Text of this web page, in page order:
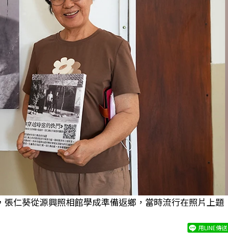
仁葵從源興照相館學成準備返鄉，當時流行在照片上題
用LINE傳送